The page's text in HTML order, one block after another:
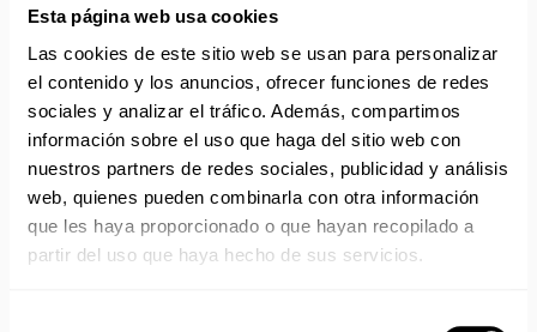
Esta página web usa cookies
Las cookies de este sitio web se usan para personalizar
el contenido y los anuncios, ofrecer funciones de redes
sociales y analizar el tráfico. Además, compartimos
información sobre el uso que haga del sitio web con
nuestros partners de redes sociales, publicidad y análisis
web, quienes pueden combinarla con otra información
que les haya proporcionado o que hayan recopilado a
partir del uso que haya hecho de sus servicios.
Medidas 70x46.
Gramaje 195 gr/m2.
Referencia 086420.
Solicita presupuesto: EMAIL
Envío gratis a partir de 75 €+IVA (90 € IVA incl.)